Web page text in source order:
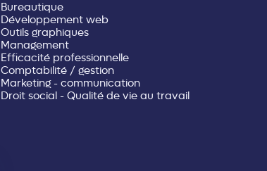
Bureautique
Développement web
Outils graphiques
Management
Efficacité professionnelle
Comptabilité / gestion
Marketing - communication
Droit social - Qualité de vie au travail